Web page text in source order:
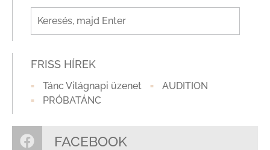
FRISS HÍREK
Tánc Világnapi üzenet
AUDITION
PRÓBATÁNC
FACEBOOK